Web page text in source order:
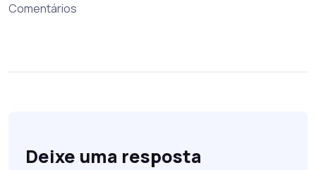
Comentários
Deixe uma resposta